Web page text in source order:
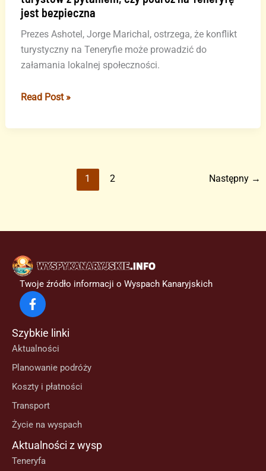
jest bezpieczna
Prezes Ashotel, Jorge Marichal, ostrzega, że konflikt
turystyczny na Teneryfie może prowadzić do
załamania lokalnej społeczności.
Hotelarze
że
na
Teneryfę
jest
bezpieczna
Read Post »
1 2 Następny →
Twoje źródło informacji o Wyspach Kanaryjskich
Szybkie linki
Aktualności
Planowanie podróży
Koszty i płatności
Transport
Życie na wyspach
Aktualności z wysp
Teneryfa